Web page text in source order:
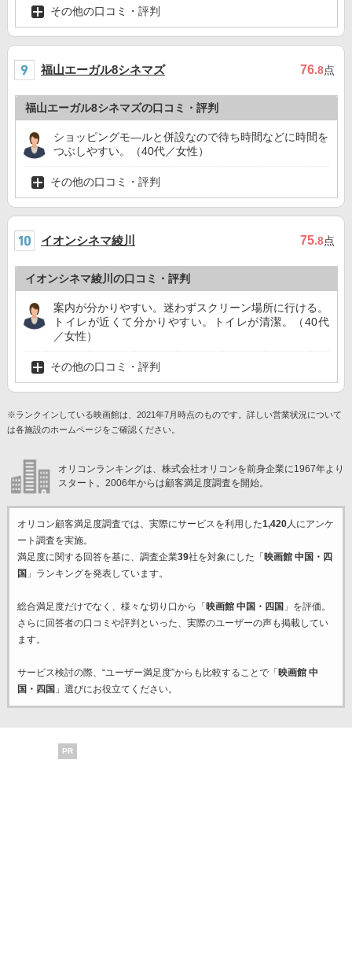
その他の口コミ・評判
福山エーガル8シネマズ 76.8点
福山エーガル8シネマズの口コミ・評判
ショッピングモ―ルと併設なので待ち時間などに時間を
つぶしやすい。（40代／女性）
その他の口コミ・評判
イオンシネマ綾川 75.8点
イオンシネマ綾川の口コミ・評判
案内が分かりやすい。迷わずスクリーン場所に行ける。
トイレが近くて分かりやすい。トイレが清潔。（40代
／女性）
その他の口コミ・評判
※ランクインしている映画館は、2021年7月時点のものです。詳しい営業状況について
は各施設のホームページをご確認ください。
オリコンランキングは、株式会社オリコンを前身企業に1967年より
スタート。2006年からは顧客満足度調査を開始。
オリコン顧客満足度調査では、実際にサービスを利用した1,420人にアンケ
ート調査を実施。
満足度に関する回答を基に、調査企業39社を対象にした「 映画館 中国・四
国 」ランキングを発表しています。
総合満足度だけでなく、様々な切り口から「 映画館 中国・四国 」を評価。
さらに回答者の口コミや評判といった、実際のユーザーの声も掲載してい
ます。
サービス検討の際、“ユーザー満足度”からも比較することで「 映画館 中
国・四国 」選びにお役立てください。
PR